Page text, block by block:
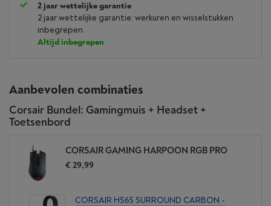
2 jaar wettelijke garantie
2 jaar wettelijke garantie: werkuren en wisselstukken
inbegrepen.
Altijd inbegrepen
Aanbevolen combinaties
Corsair Bundel: Gamingmuis + Headset +
Toetsenbord
CORSAIR GAMING HARPOON RGB PRO
€ 29,99
CORSAIR HS65 SURROUND CARBON -